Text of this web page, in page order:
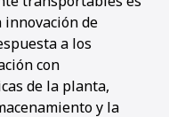
de
a los
con
de la planta,
y la